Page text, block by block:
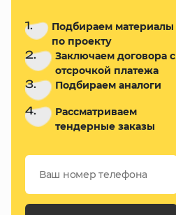
1.
Подбираем материалы
по проекту
2.
Заключаем договора с
отсрочкой платежа
3. Подбираем аналоги
4.
Рассматриваем
тендерные заказы